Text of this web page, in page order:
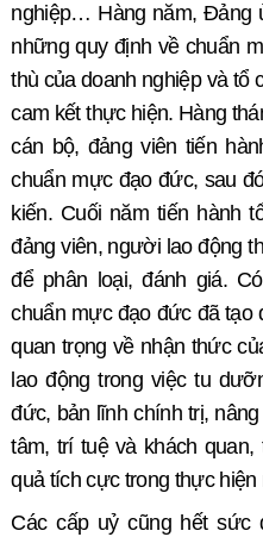
nghiệp… Hàng năm, Đảng
những quy định về chuẩn
thù của doanh nghiệp và tổ
cam kết thực hiện. Hàng
cán bộ, đảng viên tiến
chuẩn mực đạo đức, sau
kiến. Cuối năm tiến hành
đảng viên, người lao động
để phân loại, đánh giá.
chuẩn mực đạo đức đã
quan trọng về nhận thức
lao động trong việc tu
đức, bản lĩnh chính trị,
tâm, trí tuệ và khách
quả tích cực trong thực hiện
Các cấp uỷ cũng hết sức